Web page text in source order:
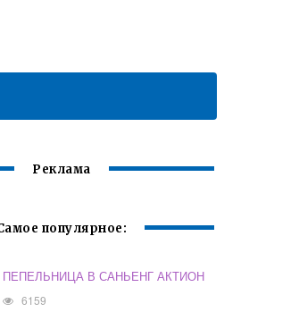
Реклама
популярное:
ПЕПЕЛЬНИЦА В САНЬЕНГ АКТИОН
6159